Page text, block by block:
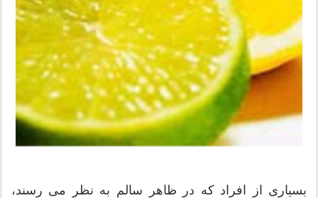
بسیاری از افراد که در ظاهر سالم به نظر می رسند،